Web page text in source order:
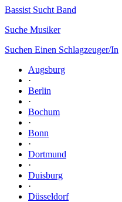
Bassist Sucht Band
Suche Musiker
Suchen Einen Schlagzeuger/In
Augsburg
·
Berlin
·
Bochum
·
Bonn
·
Dortmund
·
Duisburg
·
Düsseldorf